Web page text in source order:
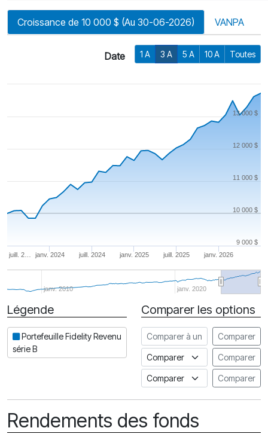
Croissance de 10 000 $ (Au 30-06-2026) VANPA
Date 1 A 3 A 5 A 10 A Toutes
janv. 2025
juill. 2… janv. 2024 juill. 2024 juill. 2025 janv. 2026
janv. 2010 janv. 2020
10 000 $
9 000 $
11 000 $
12 000 $
13 000 $
Date
Légende
Portefeuille Fidelity Revenu
série B
Comparer les options
Comparer à un autre fonds
Comparer
Comparer à un indiceComparer
Comparer à un Indice de
Comparer
Rendements des fonds